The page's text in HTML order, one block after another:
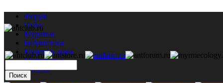
Форум
ЧаВо
Муравьи
Библиотека
Муравьи дома
Мастерская
Каталог